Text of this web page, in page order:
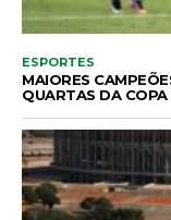
ESPORTES
MAIORES
QUARTAS DA